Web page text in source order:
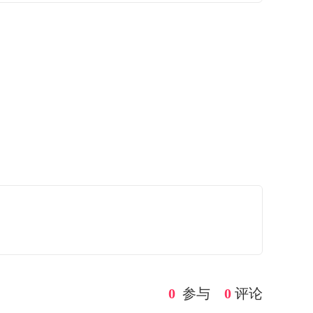
0 参与 0 评论